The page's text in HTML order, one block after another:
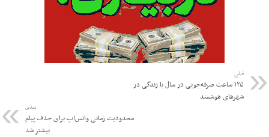
قبلی
۱۲۵ ساعت صرفه‌جویی در سال با زندگی در
شهرهای هوشمند
بعدی
محدودیت زمانی واتس‌اپ برای حذف پیام
بیشتر شد